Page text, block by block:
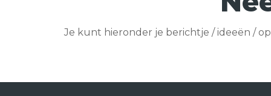
Je kunt hieronder je berichtje / ideeën /